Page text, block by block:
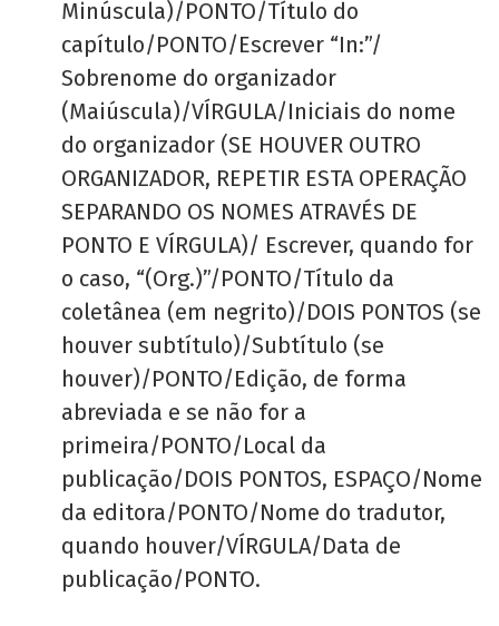
Minúscula)/PONTO/Título do
capítulo/PONTO/Escrever “In:”/
Sobrenome do organizador
(Maiúscula)/VÍRGULA/Iniciais do nome
do organizador (SE HOUVER OUTRO
ORGANIZADOR, REPETIR ESTA OPERAÇÃO
SEPARANDO OS NOMES ATRAVÉS DE
PONTO E VÍRGULA)/ Escrever, quando for
o caso, “(Org.)”/PONTO/Título da
coletânea (em negrito)/DOIS PONTOS (se
houver subtítulo)/Subtítulo (se
houver)/PONTO/Edição, de forma
abreviada e se não for a
primeira/PONTO/Local da
publicação/DOIS PONTOS, ESPAÇO/Nome
da editora/PONTO/Nome do tradutor,
quando houver/VÍRGULA/Data de
publicação/PONTO.